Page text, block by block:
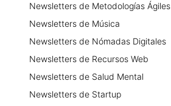
Newsletters de Metodologías Ágiles
Newsletters de Música
Newsletters de Nómadas Digitales
Newsletters de Recursos Web
Newsletters de Salud Mental
Newsletters de Startup